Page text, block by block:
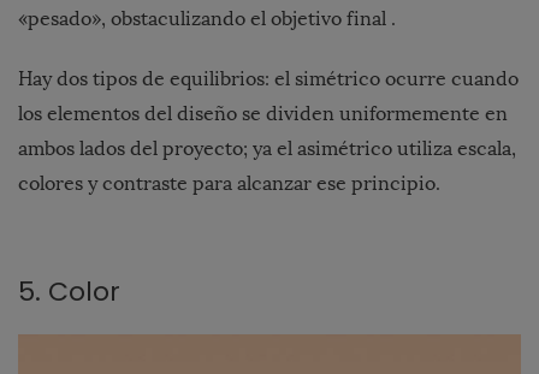
«pesado», obstaculizando el objetivo final .
Hay dos tipos de equilibrios: el simétrico ocurre cuando
los elementos del diseño se dividen uniformemente en
ambos lados del proyecto; ya el asimétrico utiliza escala,
colores y contraste para alcanzar ese principio.
5. Color